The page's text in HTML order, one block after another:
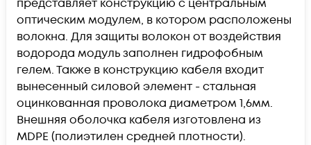
представляет конструкцию с центральным
оптическим модулем, в котором расположены
волокна. Для защиты волокон от воздействия
водорода модуль заполнен гидрофобным
гелем. Также в конструкцию кабеля входит
вынесенный силовой элемент - стальная
оцинкованная проволока диаметром 1,6мм.
Внешняя оболочка кабеля изготовлена из
MDPE (полиэтилен средней плотности).